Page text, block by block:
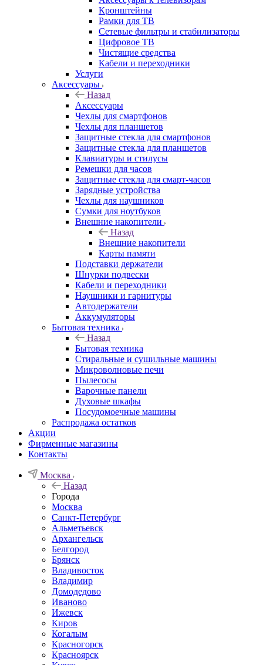
Кронштейны
Рамки для ТВ
Сетевые фильтры и стабилизаторы
Цифровое ТВ
Чистящие средства
Кабели и переходники
Услуги
Аксессуары
Назад
Аксессуары
Чехлы для смартфонов
Чехлы для планшетов
Защитные стекла для смартфонов
Защитные стекла для планшетов
Клавиатуры и стилусы
Ремешки для часов
Защитные стекла для смарт-часов
Зарядные устройства
Чехлы для наушников
Сумки для ноутбуков
Внешние накопители
Назад
Внешние накопители
Карты памяти
Подставки держатели
Шнурки подвески
Кабели и переходники
Наушники и гарнитуры
Автодержатели
Аккумуляторы
Бытовая техника
Назад
Бытовая техника
Стиральные и сушильные машины
Микроволновые печи
Пылесосы
Варочные панели
Духовые шкафы
Посудомоечные машины
Распродажа остатков
Акции
Фирменные магазины
Контакты
Москва
Назад
Города
Москва
Санкт-Петербург
Альметьевск
Архангельск
Белгород
Брянск
Владивосток
Владимир
Домодедово
Иваново
Ижевск
Киров
Когалым
Красногорск
Красноярск